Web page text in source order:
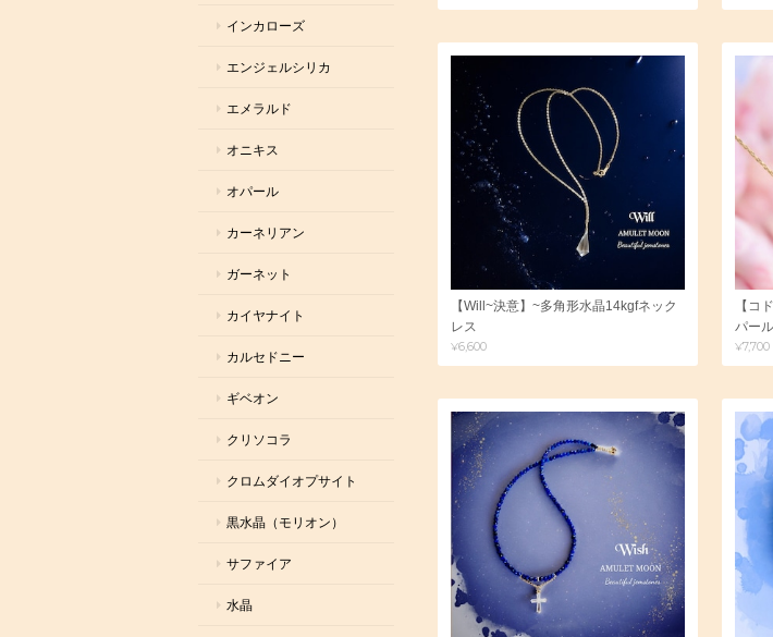
【Will~決意】~多角形水晶14kgfネック
レス
¥6,600
【コ
パー
¥7,700
インカローズ
エンジェルシリカ
エメラルド
オニキス
オパール
カーネリアン
ガーネット
カイヤナイト
カルセドニー
ギベオン
クリソコラ
クロムダイオプサイト
黒水晶（モリオン）
サファイア
水晶